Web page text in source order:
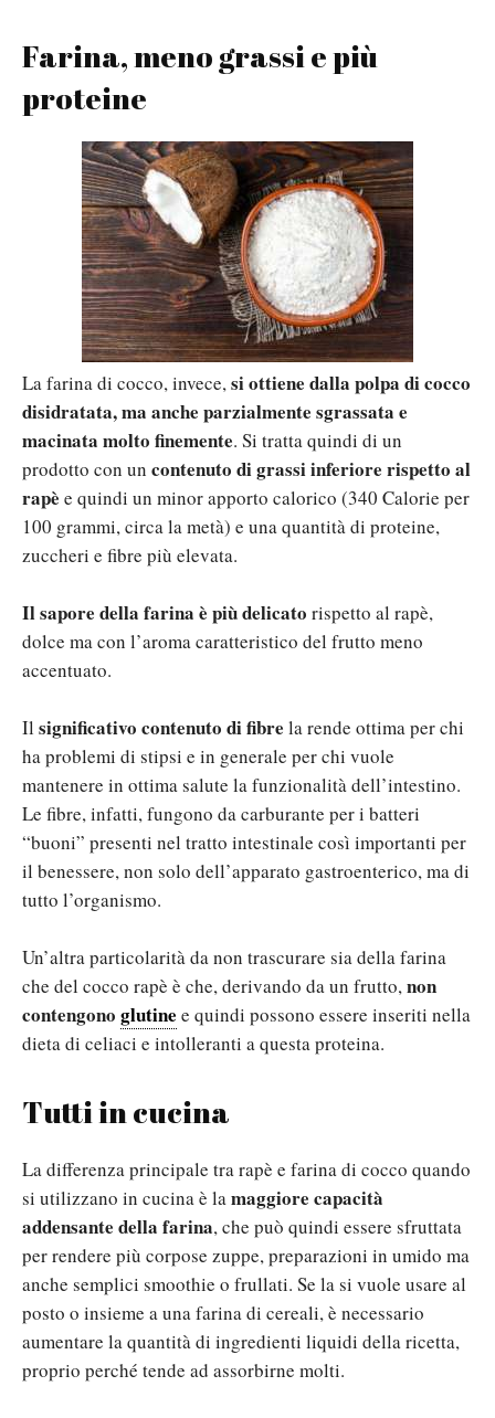
Farina, meno grassi e più
proteine
La farina di cocco, invece,si ottiene dalla polpa di cocco
disidratata, ma anche parzialmente sgrassata e
macinata molto finemente. Si tratta quindi di un
prodotto con un contenuto di grassi inferiore rispetto al
rapè e quindi un minor apporto calorico (340 Calorie per
100 grammi, circa la metà) e una quantità di proteine,
zuccheri e fibre più elevata.
Il sapore della farina è più delicato rispetto al rapè,
dolce ma con l’aroma caratteristico del frutto meno
accentuato.
Il significativo contenuto di fibre la rende ottima per chi
ha problemi di stipsi e in generale per chi vuole
mantenere in ottima salute la funzionalità dell’intestino.
Le fibre, infatti, fungono da carburante per i batteri
“buoni” presenti nel tratto intestinale così importanti per
il benessere, non solo dell’apparato gastroenterico, ma di
tutto l’organismo.
Un’altra particolarità da non trascurare sia della farina
che del cocco rapè è che, derivando da un frutto,non
contengono glutine e quindi possono essere inseriti nella
dieta di celiaci e intolleranti a questa proteina.
Tutti in cucina
La differenza principale tra rapè e farina di cocco quando
si utilizzano in cucina è lamaggiore capacità
addensante della farina, che può quindi essere sfruttata
per rendere più corpose zuppe, preparazioni in umido ma
anche semplici smoothie o frullati. Se la si vuole usare al
posto o insieme a una farina di cereali, è necessario
aumentare la quantità di ingredienti liquidi della ricetta,
proprio perché tende ad assorbirne molti.